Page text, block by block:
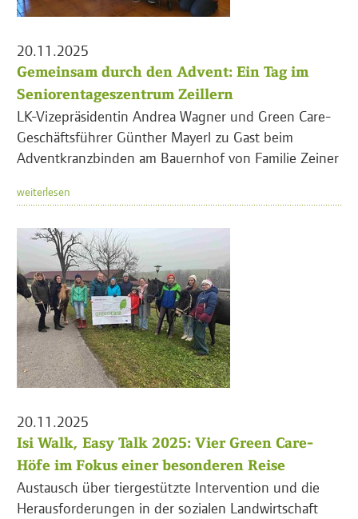
20.11.2025
Gemeinsam durch den Advent: Ein Tag im
Seniorentageszentrum Zeillern
LK-Vizepräsidentin Andrea Wagner und Green Care-
Geschäftsführer Günther Mayerl zu Gast beim
Adventkranzbinden am Bauernhof von Familie Zeiner
weiterlesen
20.11.2025
Isi Walk, Easy Talk 2025: Vier Green Care-
Höfe im Fokus einer besonderen Reise
Austausch über tiergestützte Intervention und die
Herausforderungen in der sozialen Landwirtschaft